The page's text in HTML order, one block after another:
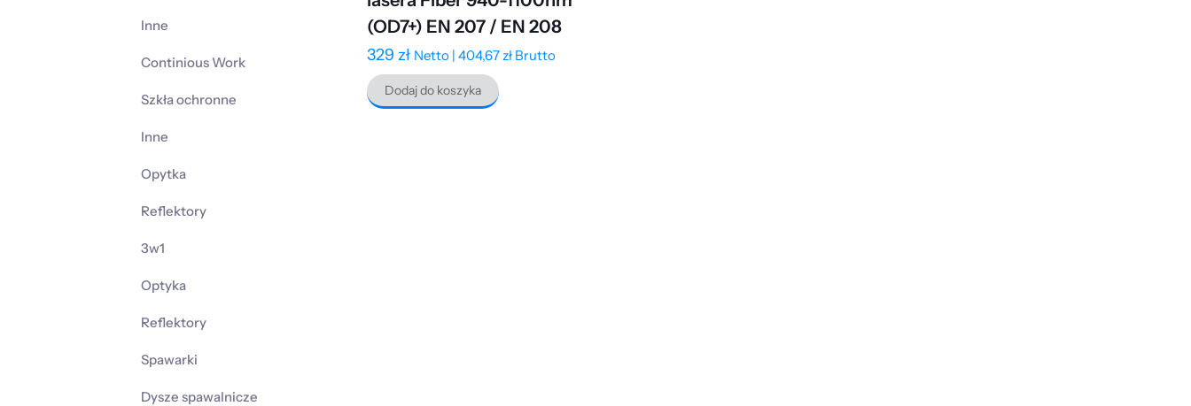
Inne
Continious Work
Szkła ochronne
Inne
Opytka
Reflektory
3w1
Optyka
Reflektory
Spawarki
Dysze spawalnicze
(OD7+) EN 207 / EN 208
329 zł Netto | 404,67 zł Brutto
Dodaj do koszyka